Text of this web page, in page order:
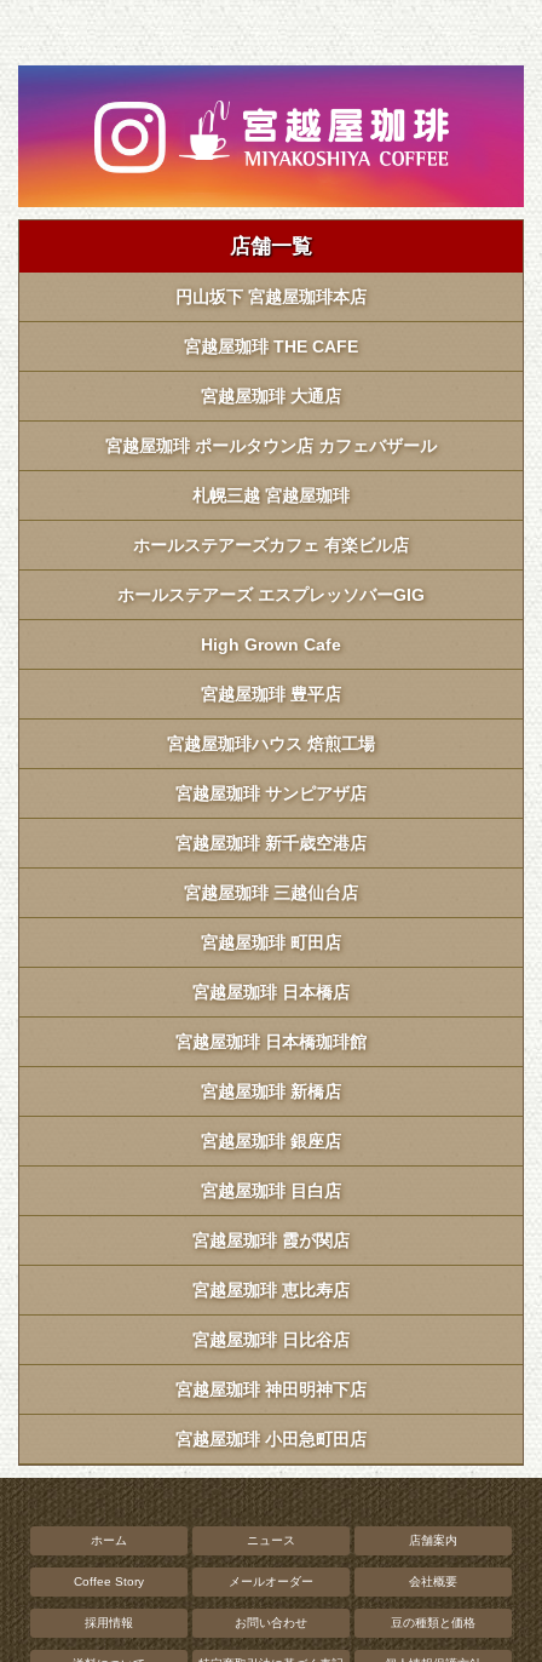
店舗一覧
円山坂下 宮越屋珈琲本店
宮越屋珈琲 THE CAFE
宮越屋珈琲 大通店
宮越屋珈琲 ポールタウン店 カフェバザール
札幌三越 宮越屋珈琲
ホールステアーズカフェ 有楽ビル店
ホールステアーズ エスプレッソバーGIG
High Grown Cafe
宮越屋珈琲 豊平店
宮越屋珈琲ハウス 焙煎工場
宮越屋珈琲 サンピアザ店
宮越屋珈琲 新千歳空港店
宮越屋珈琲 三越仙台店
宮越屋珈琲 町田店
宮越屋珈琲 日本橋店
宮越屋珈琲 日本橋珈琲館
宮越屋珈琲 新橋店
宮越屋珈琲 銀座店
宮越屋珈琲 目白店
宮越屋珈琲 霞が関店
宮越屋珈琲 恵比寿店
宮越屋珈琲 日比谷店
宮越屋珈琲 神田明神下店
宮越屋珈琲 小田急町田店
ホーム ニュース 店舗案内
Coffee Story メールオーダー 会社概要
採用情報 お問い合わせ 豆の種類と価格